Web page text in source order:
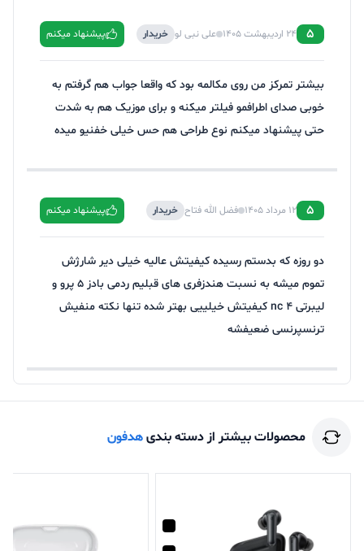
5 24 اردیبهشت 1405 علی نبی لو خریدار پیشنهاد میکنم
بیشتر تمرکز من روی مکالمه بود که واقعا جواب هم گرفتم به
خوبی صدای اطرافمو فیلتر میکنه و برای موزیک هم به شدت
حتی پیشنهاد میکنم نوع طراحی هم حس خیلی خفنیو میده
5 12 مرداد 1405 فضل الله فتاح خریدار پیشنهاد میکنم
دو روزه که بدستم رسیده کیفیتش عالیه خیلی دیر شارژش
تموم میشه به نسبت هندزفری های قبلیم ردمی بادز ۵ پرو و
لیبرتی ۴ nc کیفیتش خیلییی بهتر شده تنها نکته منفیش
ترنسپرنسی ضعیفشه
محصولات بیشتر از دسته بندیهدفون